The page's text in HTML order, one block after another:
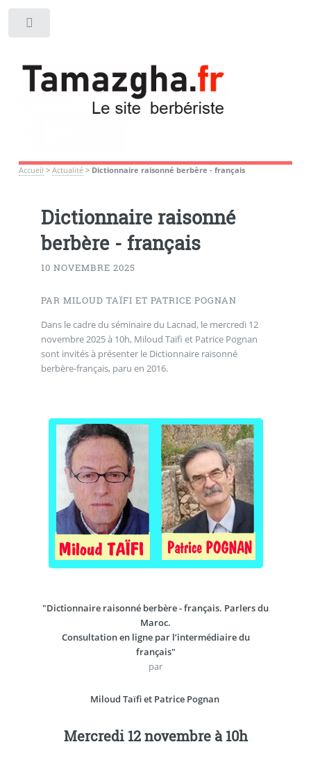
Accueil > Actualité> Dictionnaire raisonné berbère - français
Dictionnaire raisonné
berbère - français
10 NOVEMBRE 2025
PAR MILOUD TAÏFI ET PATRICE POGNAN
Dans le cadre du séminaire du Lacnad, le mercredi 12
novembre 2025 à 10h, Miloud Taïfi et Patrice Pognan
sont invités à présenter le Dictionnaire raisonné
berbère-français, paru en 2016.
"Dictionnaire raisonné berbère - français. Parlers du
Maroc.
Consultation en ligne par l’intermédiaire du
français"
par
Miloud Taïfi et Patrice Pognan
Mercredi 12 novembre à 10h